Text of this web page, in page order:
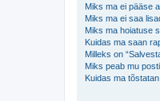
Miks ma ei pääse
Miks ma ei saa
Miks ma hoiatuse
Kuidas ma saan
Milleks on
Miks peab mu
Kuidas ma